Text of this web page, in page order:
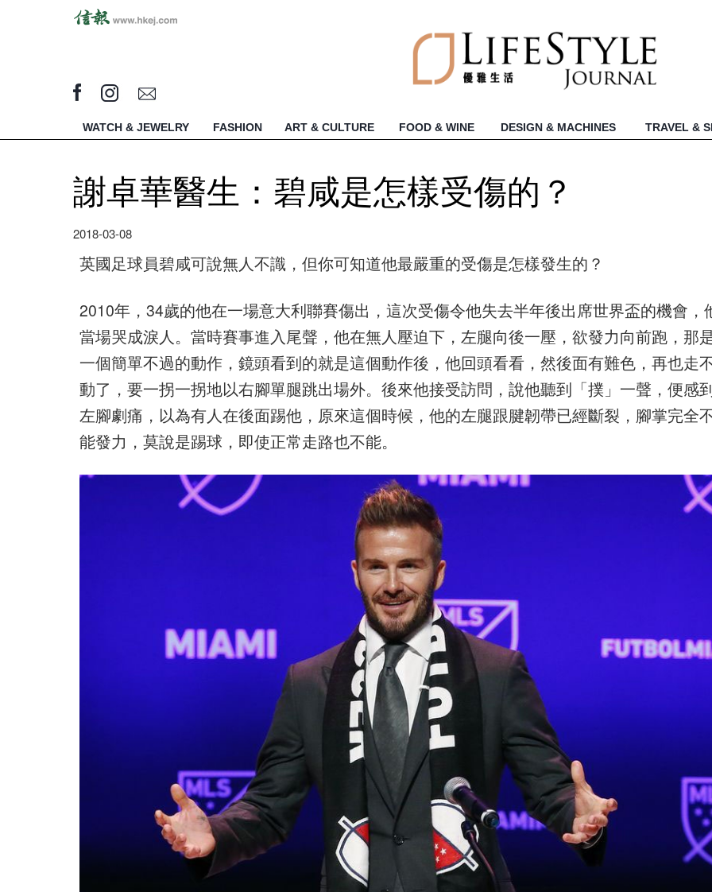
WATCH & JEWELRY FASHION ART & CULTURE FOOD & WINE DESIGN & MACHINES TRAVEL &
謝卓華醫生：碧咸是怎樣受傷的？
2018-03-08
英國足球員碧咸可說無人不識，但你可知道他最嚴重的受傷是怎樣發生的？
2010年，34歲的他在一場意大利聯賽傷出，這次受傷令他失去半年後出席世界盃的機會，
當場哭成淚人。當時賽事進入尾聲，他在無人壓迫下，左腿向後一壓，欲發力向前跑，那
一個簡單不過的動作，鏡頭看到的就是這個動作後，他回頭看看，然後面有難色，再也走
動了，要一拐一拐地以右腳單腿跳出場外。後來他接受訪問，說他聽到「撲」一聲，便感
左腳劇痛，以為有人在後面踢他，原來這個時候，他的左腿跟腱韌帶已經斷裂，腳掌完全
能發力，莫說是踢球，即使正常走路也不能。